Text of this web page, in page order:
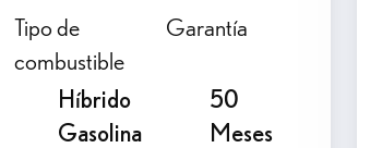
Tipo de
combustible
Híbrido
Gasolina
Garantía
50
Meses